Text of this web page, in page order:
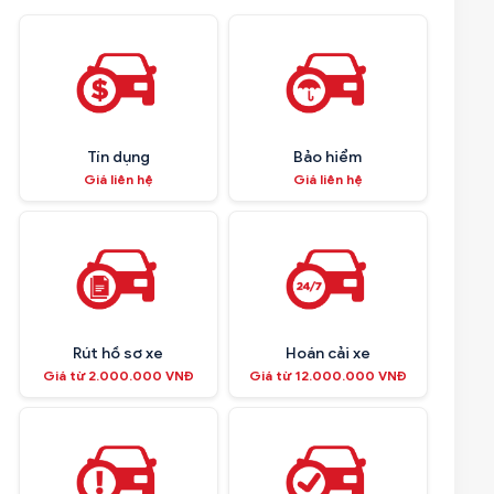
Tín dụng
Giá liên hệ
Bảo hiểm
Giá liên hệ
Rút hồ sơ xe
Giá từ 2.000.000 VNĐ
Hoán cải xe
Giá từ 12.000.000 VNĐ